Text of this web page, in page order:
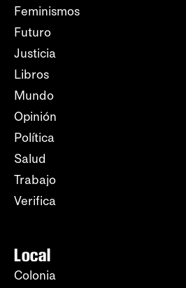
Feminismos
Futuro
Justicia
Libros
Mundo
Opinión
Política
Salud
Trabajo
Verifica
Local
Colonia